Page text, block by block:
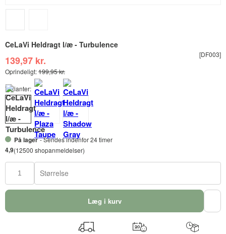
CeLaVi Heldragt l/æ - Turbulence
[DF003]
139,97 kr.
Oprindeligt:199,95 kr.
Varianter:
På lager- Sendes indenfor 24 timer
4,9(12500 shopanmeldelser)
Størrelse
Læg i kurv